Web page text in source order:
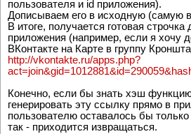
пользователя и id приложения).
Дописываем его в исходную (самую
В итоге, получается готовая
приложения (например, если я хочу
ВКонтакте на Карте в группу
http://vkontakte.ru/apps.php?
Конечно, если бы знать хэш
генерировать эту ссылку прямо в
пользователю оставалось бы
так - приходится извращаться.